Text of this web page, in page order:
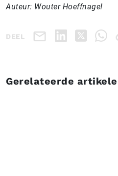
Auteur: Wouter Hoeffnagel
DEEL
Gerelateerde